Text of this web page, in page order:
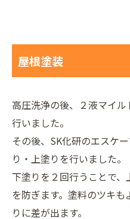
屋根塗装
高圧洗浄の後、２液マイ
行いました。
その後、SK化研のエスケ
り・上塗りを行いました。
下塗りを２回行うことで
を防ぎます。塗料のツキ
りに差が出ます。